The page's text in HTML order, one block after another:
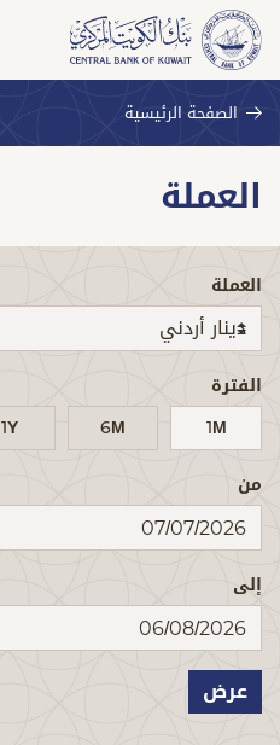
الصفحة الرئيسية
العملة
العملة
الفترة
1M
6M
1Y
من
إلى
عرض